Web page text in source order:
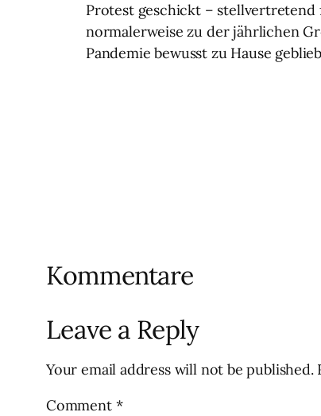
Protest geschickt – stellvertretend
normalerweise zu der jährlichen
Pandemie bewusst zu Hause
Kommentare
Leave a Reply
Your email address will not be published.
Comment *